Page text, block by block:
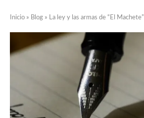
Inicio » Blog » La ley y las armas de “El Machete”